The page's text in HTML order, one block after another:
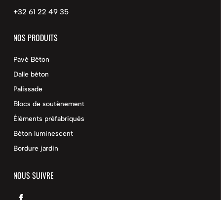
+32 61 22 49 35
NOS PRODUITS
Pavé Béton
Dalle béton
Palissade
Blocs de soutènement
Éléments préfabriqués
Béton luminescent
Bordure jardin
NOUS SUIVRE